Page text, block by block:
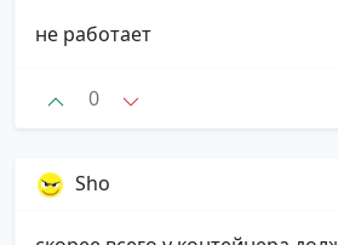
не работает
0
Sho